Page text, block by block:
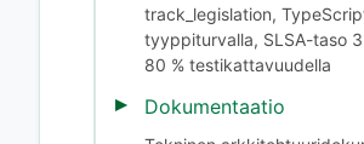
track_legislation,
tyyppiturvalla, SLSA-taso
80 % testikattavuudella
Dokumentaatio